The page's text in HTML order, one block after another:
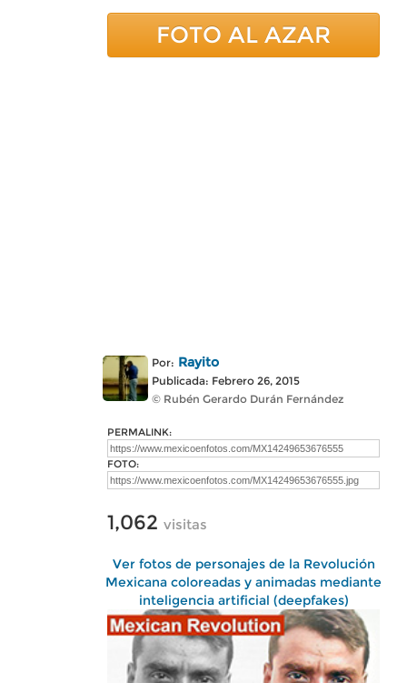
FOTO AL AZAR
Por: Rayito
Publicada: Febrero 26, 2015
© Rubén Gerardo Durán Fernández
PERMALINK:
FOTO:
1,062 visitas
Ver fotos de personajes de la Revolución
Mexicana coloreadas y animadas mediante
inteligencia artificial (deepfakes)